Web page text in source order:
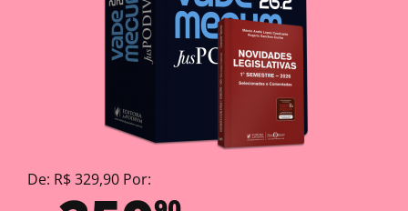
De: R$ 329,90 Por: